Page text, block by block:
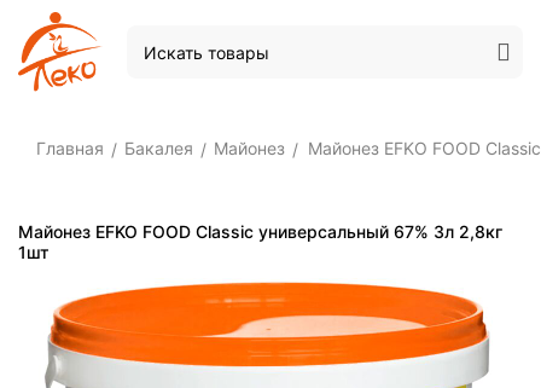
Главная / Бакалея / Майонез / Майонез EFKO FOOD
Майонез EFKO FOOD Classic универсальный 67% 3л 2,8кг
1шт